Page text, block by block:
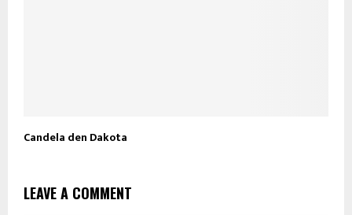
Candela den Dakota
LEAVE A COMMENT